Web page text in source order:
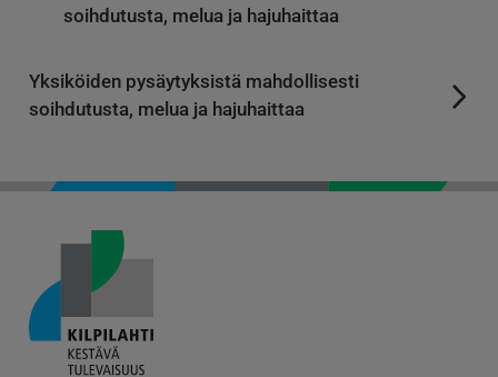
soihdutusta, melua ja hajuhaittaa
Yksiköiden pysäytyksistä mahdollisesti
soihdutusta, melua ja hajuhaittaa